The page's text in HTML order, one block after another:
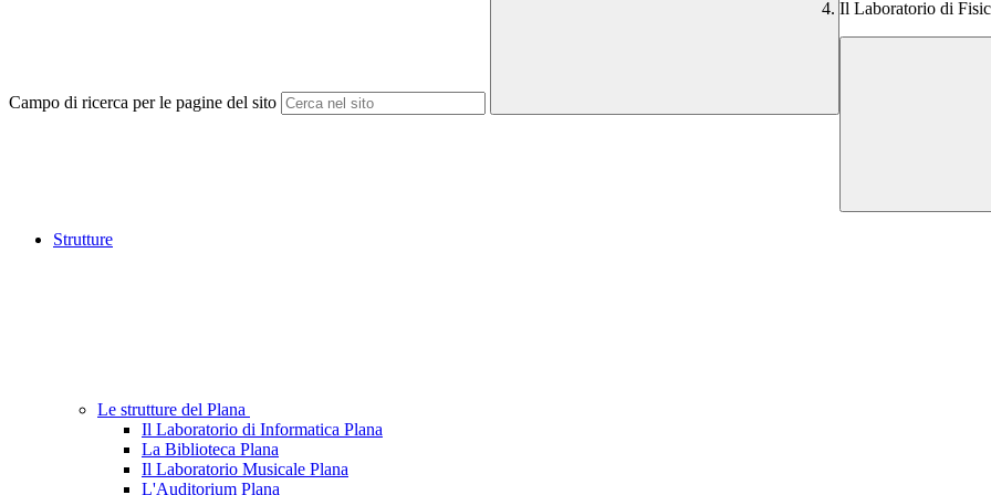
Campo di ricerca per le pagine del sito
Il Laboratorio di
Strutture
Le strutture del Plana
Il Laboratorio di Informatica Plana
La Biblioteca Plana
Il Laboratorio Musicale Plana
L'Auditorium Plana